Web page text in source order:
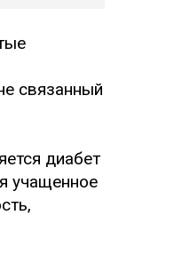
связанный
диабет
учащенное